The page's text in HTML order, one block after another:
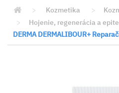
> Kozmetika >
>
Hojenie, regenerácia a
DERMA DERMALIBOUR+